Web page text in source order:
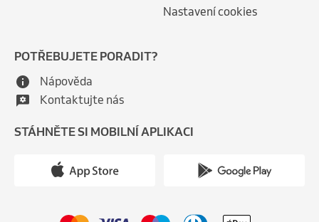
Nastavení cookies
POTŘEBUJETE PORADIT?
Nápověda
Kontaktujte nás
STÁHNĚTE SI MOBILNÍ APLIKACI